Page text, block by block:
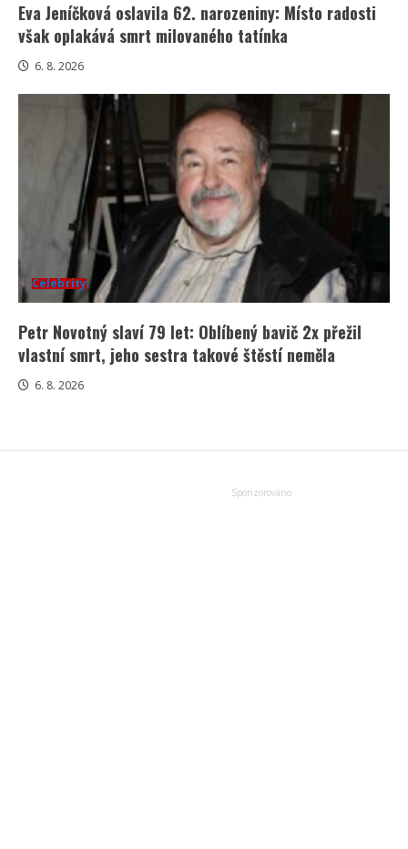
Eva Jeníčková oslavila 62. narozeniny: Místo radosti
však oplakává smrt milovaného tatínka
6. 8. 2026
Celebrity
Petr Novotný slaví 79 let: Oblíbený bavič 2x přežil
vlastní smrt, jeho sestra takové štěstí neměla
6. 8. 2026